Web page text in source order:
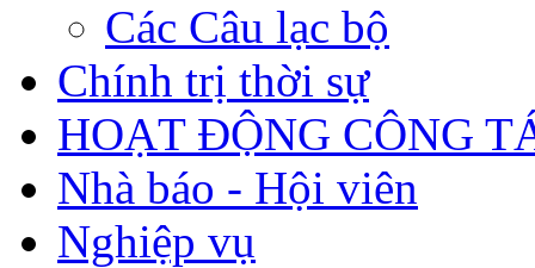
Các Câu lạc bộ
Chính trị thời sự
HOẠT ĐỘNG CÔNG
Nhà báo - Hội viên
Nghiệp vụ